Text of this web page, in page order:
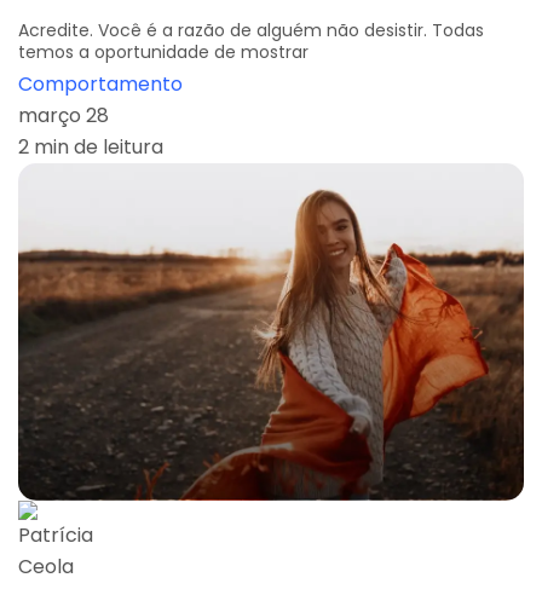
Acredite. Você é a razão de alguém não desistir. Todas
temos a oportunidade de mostrar
Comportamento
março 28
2 min de leitura